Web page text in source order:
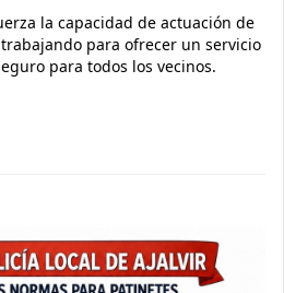
la capacidad de actuación de
para ofrecer un servicio
para todos los vecinos.